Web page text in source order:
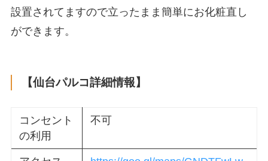
設置されてますので立ったまま簡単にお化粧直し
ができます。
【仙台パルコ詳細情報】
コンセント
の利用
不可